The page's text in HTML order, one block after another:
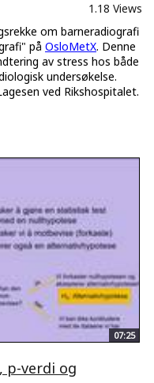
1.18 Views
om barneradiografi
på OsloMetX. Denne
av stress hos både
undersøkelse.
ved Rikshospitalet.
07:25
p-verdi og